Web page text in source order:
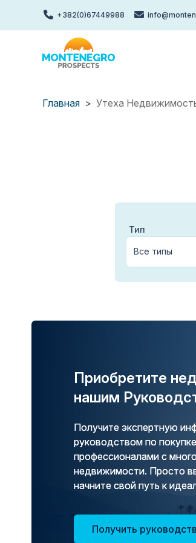
содержанию
+382(0)67449988
Главная Утеха
Тип
Приобретите
нашим
Получите экспертную
руководством по
профессионалами с
недвижимости. Просто
начните свой путь к
Получить